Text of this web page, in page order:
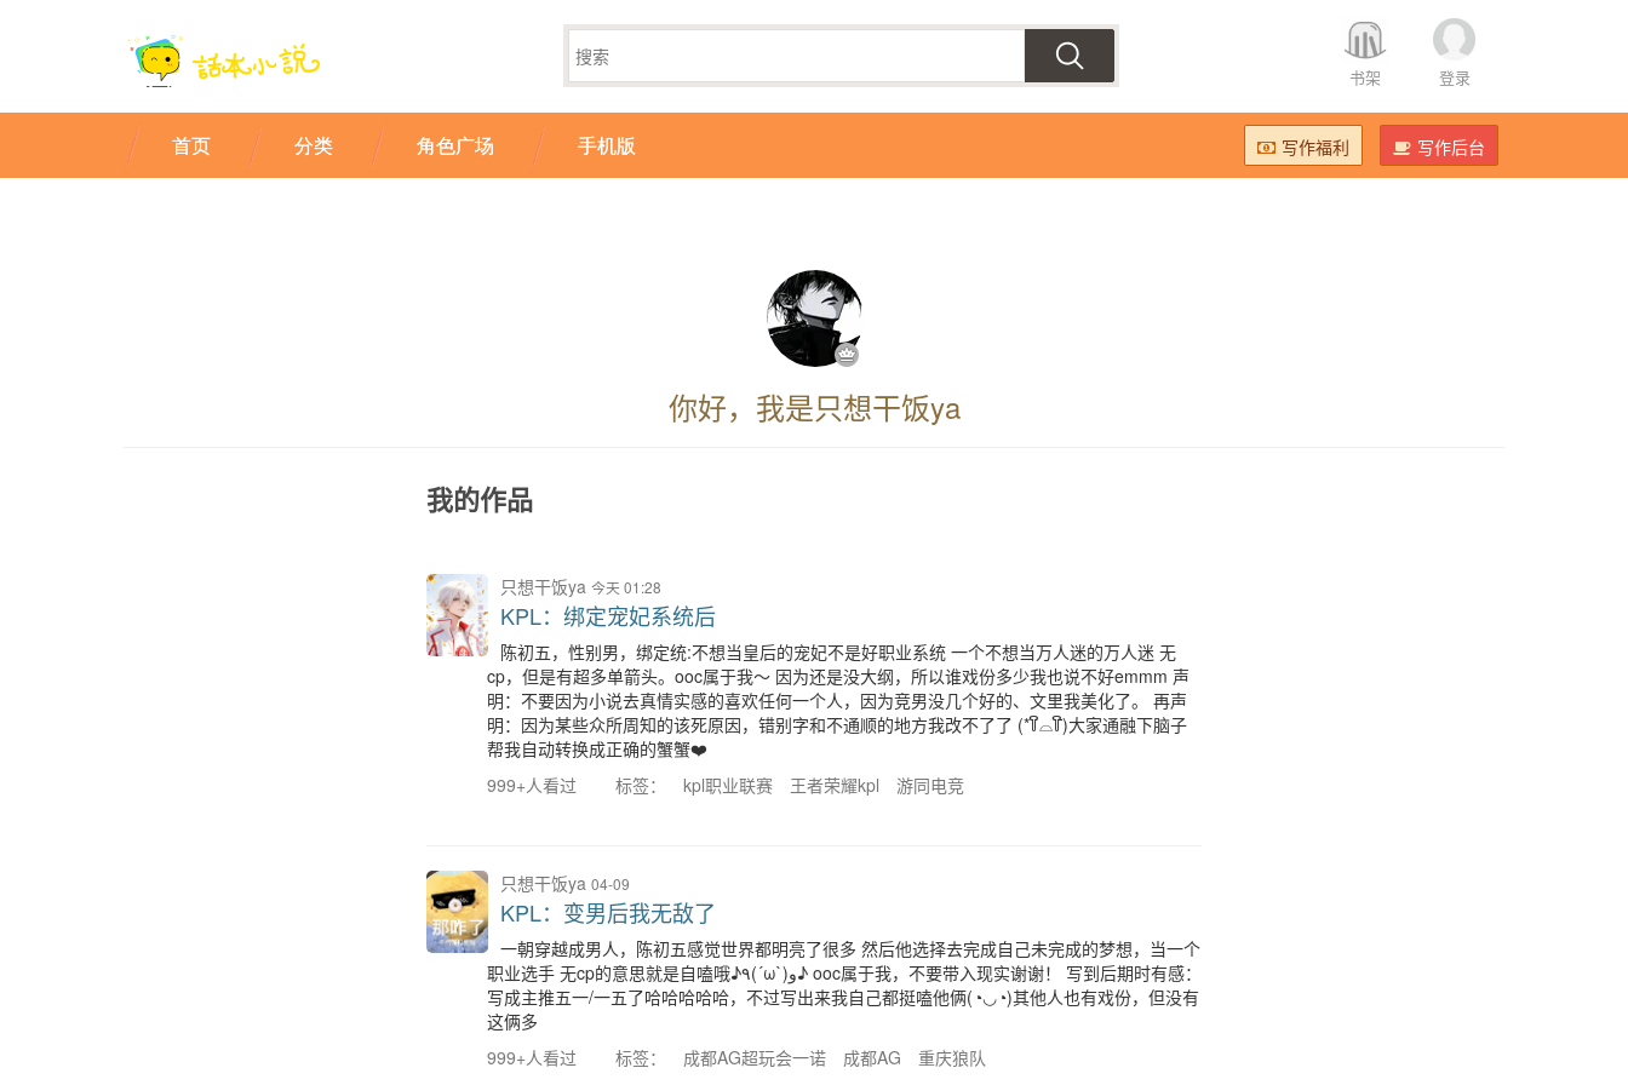
书架 登录
写作福利 写作后台
首页 分类 角色广场 手机版
你好，我是只想干饭ya
我的作品
只想干饭ya 今天 01:28
KPL：绑定宠妃系统后
陈初五，性别男，绑定统:不想当皇后的宠妃不是好职业系统 一个不想当万人迷的万人迷 无
cp，但是有超多单箭头。ooc属于我～ 因为还是没大纲，所以谁戏份多少我也说不好emmm 声
明：不要因为小说去真情实感的喜欢任何一个人，因为竞男没几个好的、文里我美化了。 再声
明：因为某些众所周知的该死原因，错别字和不通顺的地方我改不了了 (*꒦ິ⌓꒦ີ)大家通融下脑子
帮我自动转换成正确的蟹蟹❤️
999+人看过
标签： kpl职业联赛 王者荣耀kpl 游同电竞
只想干饭ya 04-09
KPL：变男后我无敌了
一朝穿越成男人，陈初五感觉世界都明亮了很多 然后他选择去完成自己未完成的梦想，当一个
职业选手 无cp的意思就是自嗑哦♪٩(´ω`)و♪ ooc属于我，不要带入现实谢谢！ 写到后期时有感：
写成主推五一/一五了哈哈哈哈哈，不过写出来我自己都挺嗑他俩(◔◡◔)其他人也有戏份，但没有
这俩多
999+人看过
标签： 成都AG超玩会一诺 成都AG 重庆狼队